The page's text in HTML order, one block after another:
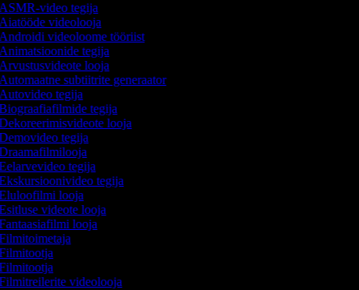
video tegija
videolooja
videoloome tööriist
tegija
looja
subtiitrite generaator
tegija
tegija
looja
tegija
tegija
tegija
looja
videote looja
looja
videolooja